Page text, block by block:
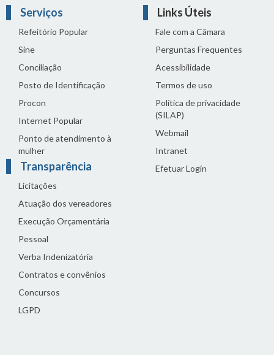
Serviços
Refeitório Popular
Sine
Conciliação
Posto de Identificação
Procon
Internet Popular
Ponto de atendimento à
mulher
Transparência
Licitações
Atuação dos vereadores
Execução Orçamentária
Pessoal
Verba Indenizatória
Contratos e convênios
Concursos
LGPD
Links Úteis
Fale com a Câmara
Perguntas Frequentes
Acessibilidade
Termos de uso
Política de privacidade
(SILAP)
Webmail
Intranet
Efetuar Login